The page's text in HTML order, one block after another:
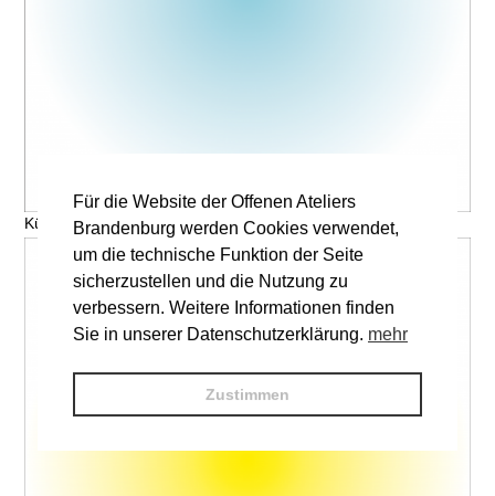
Künstler, Titel © V. Name
Für die Website der Offenen Ateliers
Brandenburg werden Cookies verwendet,
um die technische Funktion der Seite
sicherzustellen und die Nutzung zu
verbessern. Weitere Informationen finden
Sie in unserer Datenschutzerklärung. mehr
Zustimmen